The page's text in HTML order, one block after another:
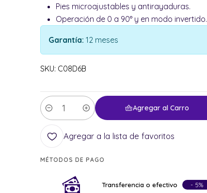
Pies microajustables y antirayaduras.
Operación de 0 a 90° y en modo invertido.
Garantía: 12 meses
SKU: C08D6B
Cantidad
Agregar al Carro
Agregar a la lista de favoritos
MÉTODOS DE PAGO
Transferencia o efectivo - 5%